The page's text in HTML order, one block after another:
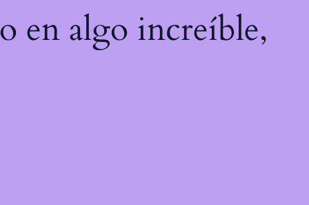
en algo increíble,